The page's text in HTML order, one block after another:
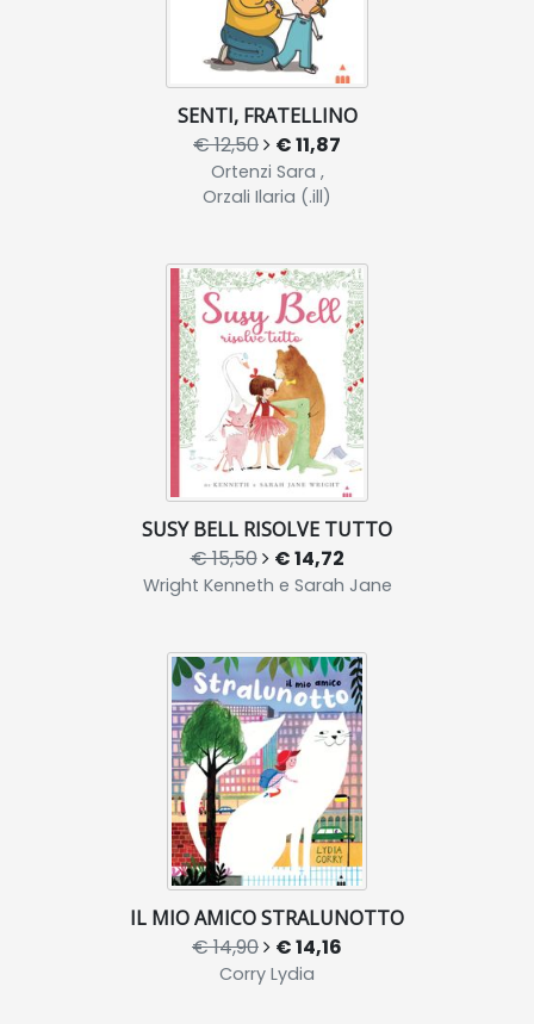
SENTI, FRATELLINO
€ 12,50 € 11,87
Ortenzi Sara ,
Orzali Ilaria (.ill)
SUSY BELL RISOLVE TUTTO
€ 15,50 € 14,72
Wright Kenneth e Sarah Jane
IL MIO AMICO STRALUNOTTO
€ 14,90 € 14,16
Corry Lydia